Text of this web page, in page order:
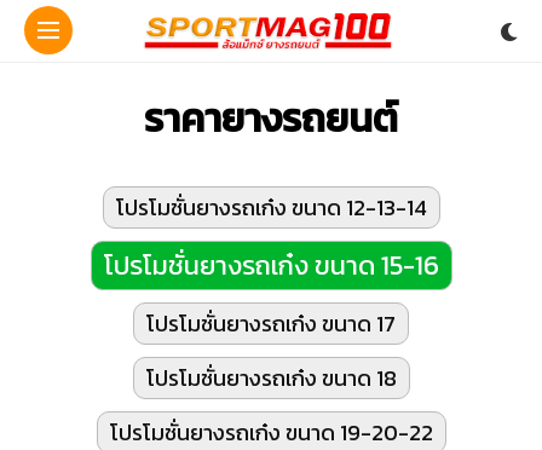
ราคายางรถยนต์
โปรโมชั่นยางรถเก๋ง ขนาด 12-13-14
โปรโมชั่นยางรถเก๋ง ขนาด 15-16
โปรโมชั่นยางรถเก๋ง ขนาด 17
โปรโมชั่นยางรถเก๋ง ขนาด 18
โปรโมชั่นยางรถเก๋ง ขนาด 19-20-22